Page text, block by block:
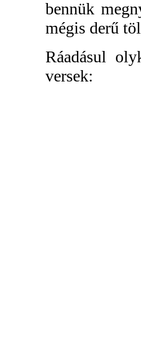
bennük
mégis derű
Ráadásul
versek: